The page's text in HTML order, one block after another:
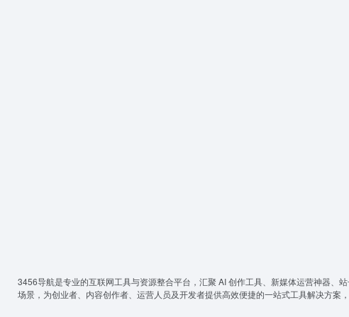
3456导航是专业的互联网工具与资源整合平台，汇聚 AI 创作工具、新媒体运营神器、
场景，为创业者、内容创作者、运营人员及开发者提供高效便捷的一站式工具解决方案